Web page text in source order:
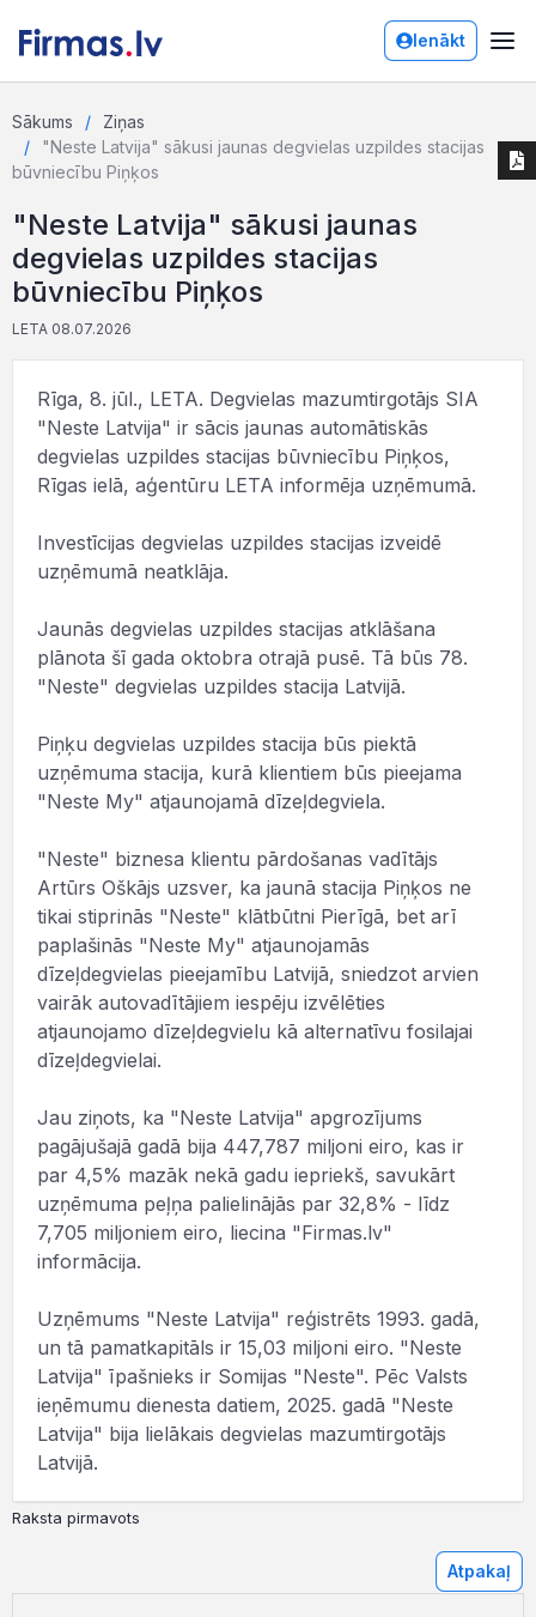
Ienākt
Sākums
Ziņas
"Neste Latvija" sākusi jaunas degvielas uzpildes stacijas
būvniecību Piņķos
"Neste Latvija" sākusi jaunas
degvielas uzpildes stacijas
būvniecību Piņķos
LETA 08.07.2026
Rīga, 8. jūl., LETA. Degvielas mazumtirgotājs SIA
"Neste Latvija" ir sācis jaunas automātiskās
degvielas uzpildes stacijas būvniecību Piņķos,
Rīgas ielā, aģentūru LETA informēja uzņēmumā.
Investīcijas degvielas uzpildes stacijas izveidē
uzņēmumā neatklāja.
Jaunās degvielas uzpildes stacijas atklāšana
plānota šī gada oktobra otrajā pusē. Tā būs 78.
"Neste" degvielas uzpildes stacija Latvijā.
Piņķu degvielas uzpildes stacija būs piektā
uzņēmuma stacija, kurā klientiem būs pieejama
"Neste My" atjaunojamā dīzeļdegviela.
"Neste" biznesa klientu pārdošanas vadītājs
Artūrs Oškājs uzsver, ka jaunā stacija Piņķos ne
tikai stiprinās "Neste" klātbūtni Pierīgā, bet arī
paplašinās "Neste My" atjaunojamās
dīzeļdegvielas pieejamību Latvijā, sniedzot arvien
vairāk autovadītājiem iespēju izvēlēties
atjaunojamo dīzeļdegvielu kā alternatīvu fosilajai
dīzeļdegvielai.
Jau ziņots, ka "Neste Latvija" apgrozījums
pagājušajā gadā bija 447,787 miljoni eiro, kas ir
par 4,5% mazāk nekā gadu iepriekš, savukārt
uzņēmuma peļņa palielinājās par 32,8% - līdz
7,705 miljoniem eiro, liecina "Firmas.lv"
informācija.
Uzņēmums "Neste Latvija" reģistrēts 1993. gadā,
un tā pamatkapitāls ir 15,03 miljoni eiro. "Neste
Latvija" īpašnieks ir Somijas "Neste". Pēc Valsts
ieņēmumu dienesta datiem, 2025. gadā "Neste
Latvija" bija lielākais degvielas mazumtirgotājs
Latvijā.
Raksta pirmavots
Atpakaļ